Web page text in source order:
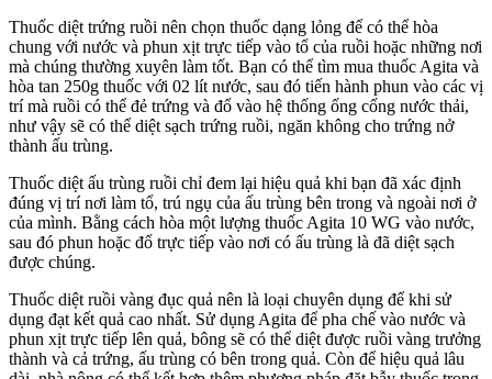
Thuốc diệt trứng ruồi nên chọn thuốc dạng lỏng để có thể hòa
chung với nước và phun xịt trực tiếp vào tổ của ruồi hoặc những nơi
mà chúng thường xuyên làm tốt. Bạn có thể tìm mua thuốc Agita và
hòa tan 250g thuốc với 02 lít nước, sau đó tiến hành phun vào các vị
trí mà ruồi có thể đẻ trứng và đổ vào hệ thống ống cống nước thải,
như vậy sẽ có thể diệt sạch trứng ruồi, ngăn không cho trứng nở
thành ấu trùng.
Thuốc diệt ấu trùng ruồi chỉ đem lại hiệu quả khi bạn đã xác định
đúng vị trí nơi làm tổ, trú ngụ của ấu trùng bên trong và ngoài nơi ở
của mình. Bằng cách hòa một lượng thuốc Agita 10 WG vào nước,
sau đó phun hoặc đổ trực tiếp vào nơi có ấu trùng là đã diệt sạch
được chúng.
Thuốc diệt ruồi vàng đục quả nên là loại chuyên dụng để khi sử
dụng đạt kết quả cao nhất. Sử dụng Agita để pha chế vào nước và
phun xịt trực tiếp lên quả, bông sẽ có thể diệt được ruồi vàng trưởng
thành và cả trứng, ấu trùng có bên trong quả. Còn để hiệu quả lâu